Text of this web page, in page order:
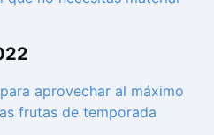
aprovechar al máximo
frutas de temporada